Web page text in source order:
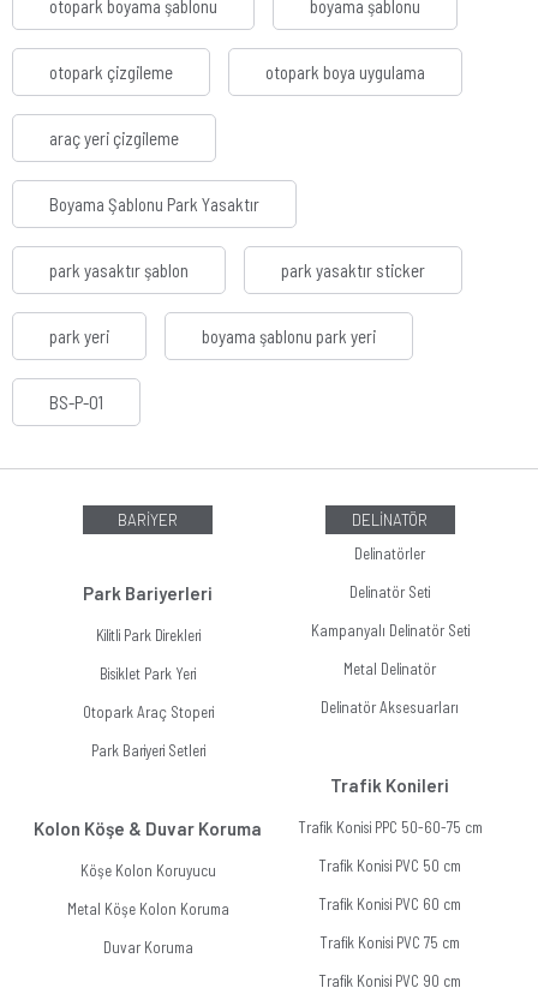
otopark boyama şablonu boyama şablonu
otopark çizgileme otopark boya uygulama
araç yeri çizgileme
Boyama Şablonu Park Yasaktır
park yasaktır şablon park yasaktır sticker
park yeri boyama şablonu park yeri
BS-P-01
BARİYER
Park Bariyerleri
Kilitli Park Direkleri
Bisiklet Park Yeri
Otopark Araç Stoperi
Park Bariyeri Setleri
Kolon Köşe & Duvar Koruma
Köşe Kolon Koruyucu
Metal Köşe Kolon Koruma
Duvar Koruma
DELİNATÖR
Delinatörler
Delinatör Seti
Kampanyalı Delinatör Seti
Metal Delinatör
Delinatör Aksesuarları
Trafik Konileri
Trafik Konisi PPC 50-60-75 cm
Trafik Konisi PVC 50 cm
Trafik Konisi PVC 60 cm
Trafik Konisi PVC 75 cm
Trafik Konisi PVC 90 cm